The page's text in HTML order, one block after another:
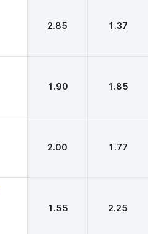
2.85 1.37
1.90 1.85
2.00 1.77
1.55 2.25